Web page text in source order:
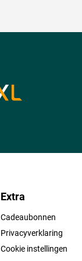
Extra
Cadeaubonnen
Privacyverklaring
Cookie instellingen